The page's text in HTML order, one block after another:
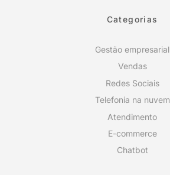
Categorias
Gestão empresarial
Vendas
Redes Sociais
Telefonia na nuvem
Atendimento
E-commerce
Chatbot